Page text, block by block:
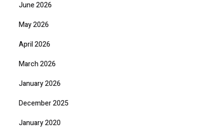
June 2026
May 2026
April 2026
March 2026
January 2026
December 2025
January 2020